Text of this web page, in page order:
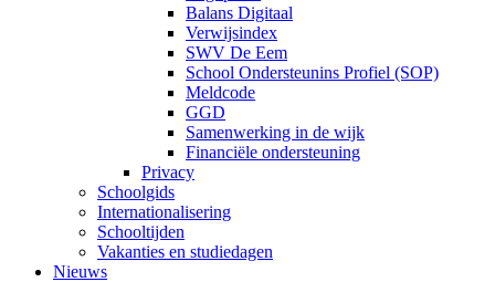
Balans Digitaal
Verwijsindex
SWV De Eem
School Ondersteunins Profiel (SOP)
Meldcode
GGD
Samenwerking in de wijk
Financiële ondersteuning
Privacy
Schoolgids
Internationalisering
Schooltijden
Vakanties en studiedagen
Nieuws